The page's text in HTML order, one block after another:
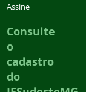
Assine
Consulte
o
cadastro
do